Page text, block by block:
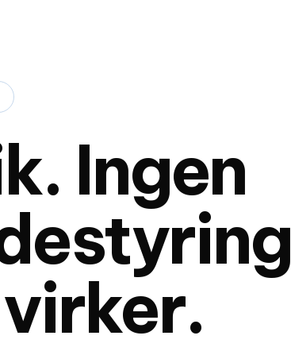
Ingen